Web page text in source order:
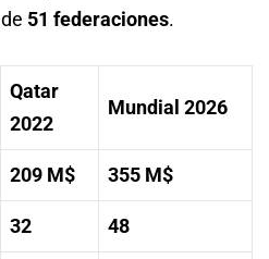
de 51 federaciones.
Qatar
2022
Mundial 2026
209 M$ 355 M$
32 48